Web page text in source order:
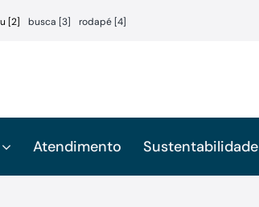
[2] busca [3] rodapé [4]
Atendimento Sustentabilidade